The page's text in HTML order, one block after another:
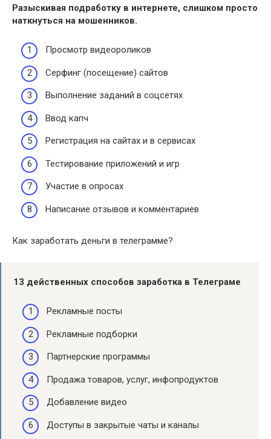
Разыскивая подработку в интернете, слишком просто
наткнуться на мошенников.
Просмотр видеороликов
Серфинг (посещение) сайтов
Выполнение заданий в соцсетях
Ввод капч
Регистрация на сайтах и в сервисах
Тестирование приложений и игр
Участие в опросах
Написание отзывов и комментариев
Как заработать деньги в телеграмме?
13 действенных способов заработка в Телеграме
Рекламные посты
Рекламные подборки
Партнерские программы
Продажа товаров, услуг, инфопродуктов
Добавление видео
Доступы в закрытые чаты и каналы